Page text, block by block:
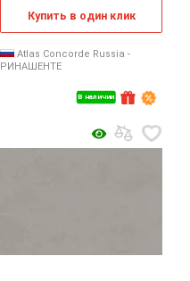
В наличии
Купить в один клик
Atlas Concorde Russia -
РИНАШЕНТЕ